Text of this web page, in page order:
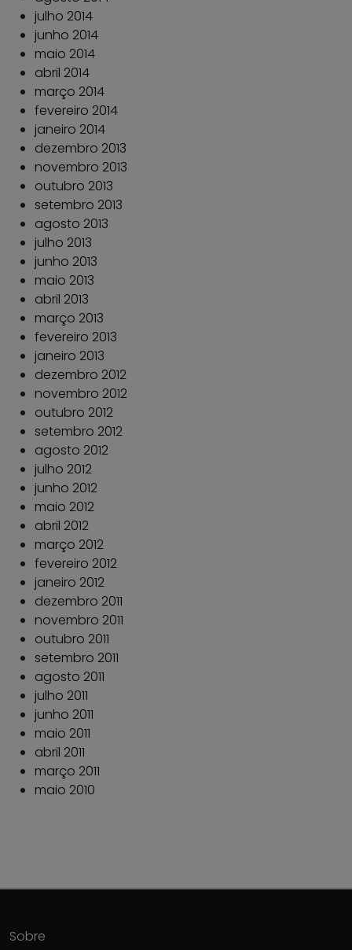
julho 2014
junho 2014
maio 2014
abril 2014
março 2014
fevereiro 2014
janeiro 2014
dezembro 2013
novembro 2013
outubro 2013
setembro 2013
agosto 2013
julho 2013
junho 2013
maio 2013
abril 2013
março 2013
fevereiro 2013
janeiro 2013
dezembro 2012
novembro 2012
outubro 2012
setembro 2012
agosto 2012
julho 2012
junho 2012
maio 2012
abril 2012
março 2012
fevereiro 2012
janeiro 2012
dezembro 2011
novembro 2011
outubro 2011
setembro 2011
agosto 2011
julho 2011
junho 2011
maio 2011
abril 2011
março 2011
maio 2010
Sobre